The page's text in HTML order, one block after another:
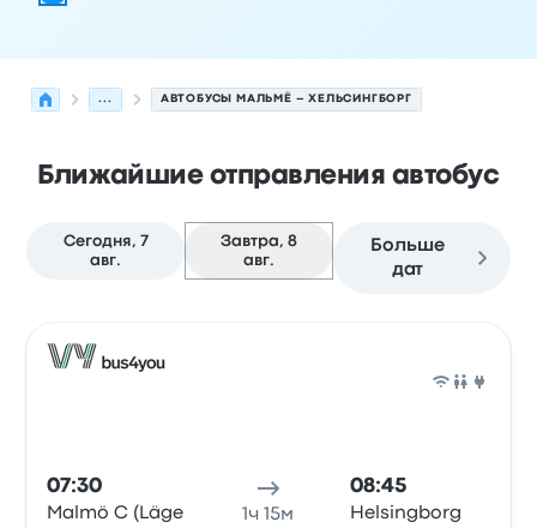
... АВТОБУСЫ МАЛЬМЁ – ХЕЛЬСИНГБОРГ
Ближайшие отправления автобус
Сегодня, 7
авг.
Завтра, 8
авг.
Больше
дат
07:30
Malmö C (Läge
1ч 15м
08:45
Helsingborg